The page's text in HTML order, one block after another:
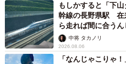
もしかすると「下
幹線の長野県駅 在
ら走れば間に合う
係が反響
中将 タカノリ
2026.08.06
「なんじゃこりゃ